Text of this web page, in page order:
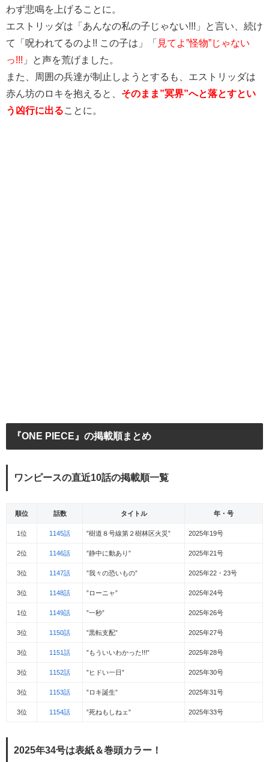
わず悲鳴を上げることに。
エストリッダは「あんなの私の子じゃない!!!」と言い、続け
て「呪われてるのよ!! この子は」「 見てよ”怪物”じゃない
っ!!! 」と声を荒げました。
また、周囲の兵達が制止しようとするも、エストリッダは
赤ん坊のロキを抱えると、 そのまま”冥界”へと落とすとい
う凶行に出ることに。
『ONE PIECE』の掲載順まとめ
ワンピースの直近10話の掲載順一覧
順位 話数 タイトル 年・号
1位 1145話 ”樹道８号線第２樹林区火災” 2025年19号
2位 1146話 ”静中に動あり” 2025年21号
3位 1147話 ”我々の恐いもの” 2025年22・23号
3位 1148話 ”ローニャ” 2025年24号
1位 1149話 ”一秒” 2025年26号
3位 1150話 ”黒転支配” 2025年27号
3位 1151話 ”もういいわかった!!!” 2025年28号
3位 1152話 ”ヒドい一日” 2025年30号
3位 1153話 ”ロキ誕生” 2025年31号
3位 1154話 ”死ねもしねェ” 2025年33号
2025年34号は表紙＆巻頭カラー！